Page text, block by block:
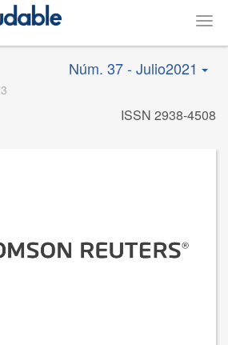
Núm. 37 - Julio2021
ISSN 2938-4508